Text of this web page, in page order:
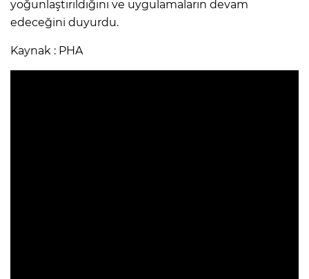
yoğunlaştırıldığını ve uygulamaların devam
edeceğini duyurdu.
Kaynak : PHA